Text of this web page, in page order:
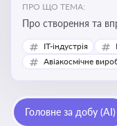
ПРО ЩО ТЕМА:
Про створення та
покращують
можливості
IT-індустрія
Авіакосмічне
Головне за добу (AI)